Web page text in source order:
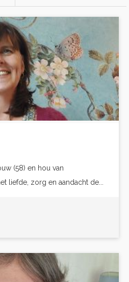
(58) en hou van
liefde, zorg en aandacht de...